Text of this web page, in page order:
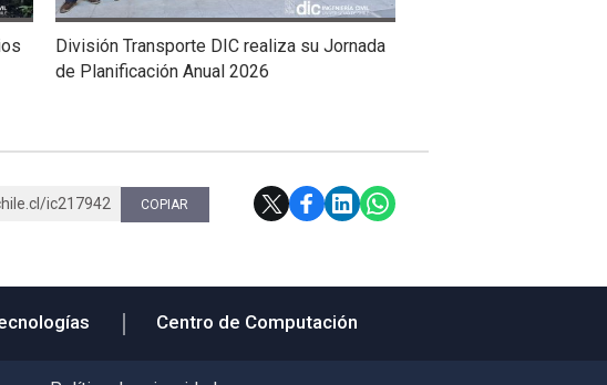
División Transporte DIC realiza su Jornada
de Planificación Anual 2026
ic217942 COPIAR
Centro de Computación